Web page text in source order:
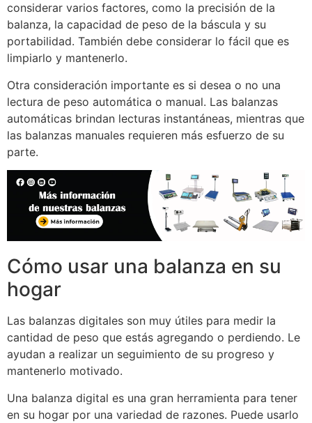
considerar varios factores, como la precisión de la
balanza, la capacidad de peso de la báscula y su
portabilidad. También debe considerar lo fácil que es
limpiarlo y mantenerlo.
Otra consideración importante es si desea o no una
lectura de peso automática o manual. Las balanzas
automáticas brindan lecturas instantáneas, mientras que
las balanzas manuales requieren más esfuerzo de su
parte.
Cómo usar una balanza en su
hogar
Las balanzas digitales son muy útiles para medir la
cantidad de peso que estás agregando o perdiendo. Le
ayudan a realizar un seguimiento de su progreso y
mantenerlo motivado.
Una balanza digital es una gran herramienta para tener
en su hogar por una variedad de razones. Puede usarlo